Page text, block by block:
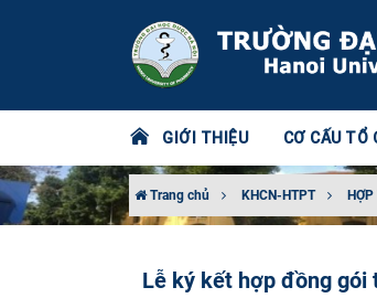
GIỚI THIỆU CƠ CẤU TỔ
Trang chủ KHCN-HTPT
Lễ ký kết hợp đồng gói